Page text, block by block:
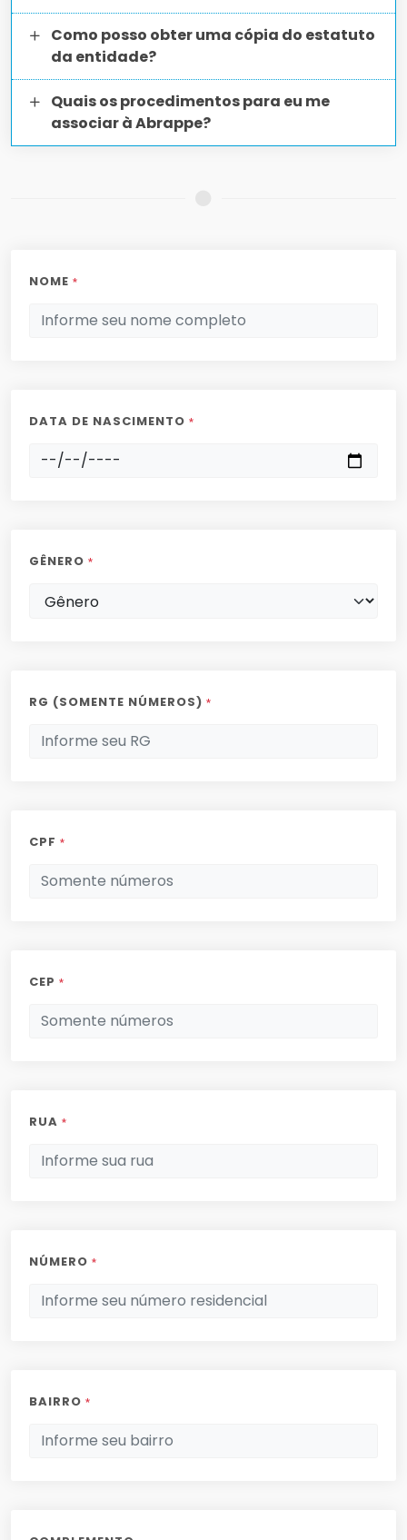
Como posso obter uma cópia do estatuto
da entidade?
Quais os procedimentos para eu me
associar à Abrappe?
NOME *
DATA DE NASCIMENTO *
GÊNERO *
RG (SOMENTE NÚMEROS) *
CPF *
CEP *
RUA *
NÚMERO *
BAIRRO *